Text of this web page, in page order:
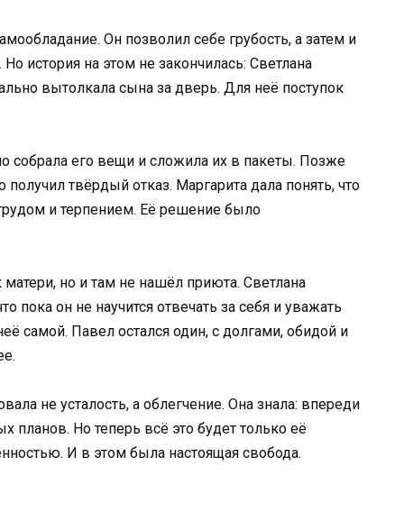
Он позволил себе грубость, а затем и
история на этом не закончилась: Светлана
вытолкала сына за дверь. Для неё поступок
собрала его вещи и сложила их в пакеты. Позже
твёрдый отказ. Маргарита дала понять, что
и терпением. Её решение было
но и там не нашёл приюта. Светлана
пока он не научится отвечать за себя и уважать
самой. Павел остался один, с долгами, обидой и
не усталость, а облегчение. Она знала: впереди
Но теперь всё это будет только её
И в этом была настоящая свобода.